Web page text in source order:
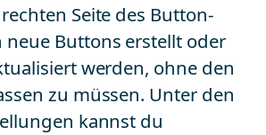
Seite des Button-
neue Buttons erstellt oder
werden, ohne den
zu müssen. Unter den
kannst du